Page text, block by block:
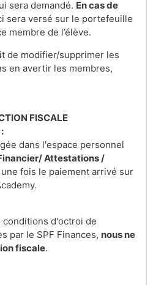
sera demandé. En cas de
sera versé sur le portefeuille
membre de l’élève.
de modifier/supprimer les
en avertir les membres,
FISCALE
:
dans l'espace personnel
Attestations /
une fois le paiement arrivé sur
conditions d'octroi de
par le SPF Finances, nous ne
fiscale.